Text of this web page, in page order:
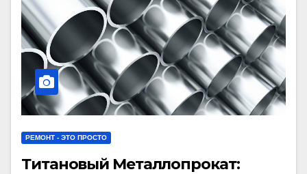
РЕМОНТ - ЭТО ПРОСТО
Титановый Металлопрокат: